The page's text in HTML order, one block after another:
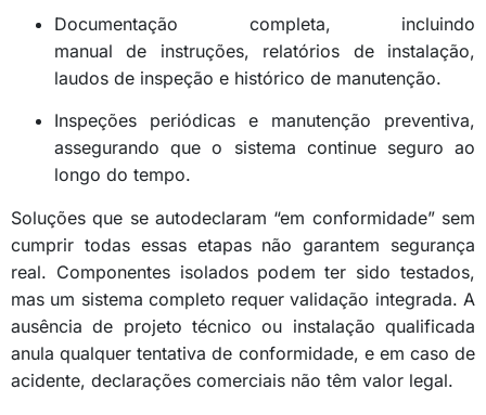
Documentação completa, incluindo
manual de instruções, relatórios de instalação,
laudos de inspeção e histórico de manutenção.
Inspeções periódicas e manutenção preventiva,
assegurando que o sistema continue seguro ao
longo do tempo.
Soluções que se autodeclaram “em conformidade” sem
cumprir todas essas etapas não garantem segurança
real. Componentes isolados podem ter sido testados,
mas um sistema completo requer validação integrada. A
ausência de projeto técnico ou instalação qualificada
anula qualquer tentativa de conformidade, e em caso de
acidente, declarações comerciais não têm valor legal.